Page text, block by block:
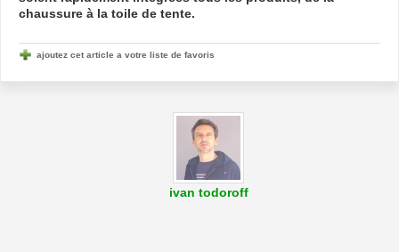
chaussure à la toile de tente.
ajoutez cet article a votre liste de favoris
ivan todoroff